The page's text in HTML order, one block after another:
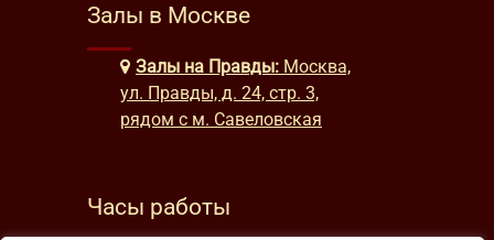
Залы в Москве
Залы на Правды: Москва,
ул. Правды, д. 24, стр. 3,
рядом с м. Савеловская
Часы работы